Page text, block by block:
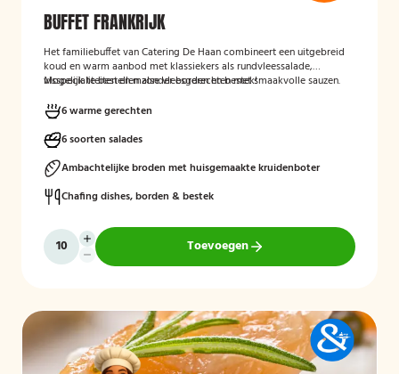
BUFFET FRANKRIJK
Het familiebuffet van Catering De Haan combineert een uitgebreid
koud en warm aanbod met klassiekers als rundvleessalade,
visspecialiteiten en malse vleesgerechten met smaakvolle sauzen.
zoals crème brûlée met vanille-ijs.
Mogelijk te bestellen zonder borden en bestek!
6 warme gerechten
6 soorten salades
Ambachtelijke broden met huisgemaakte kruidenboter
Chafing dishes, borden & bestek
Toevoegen